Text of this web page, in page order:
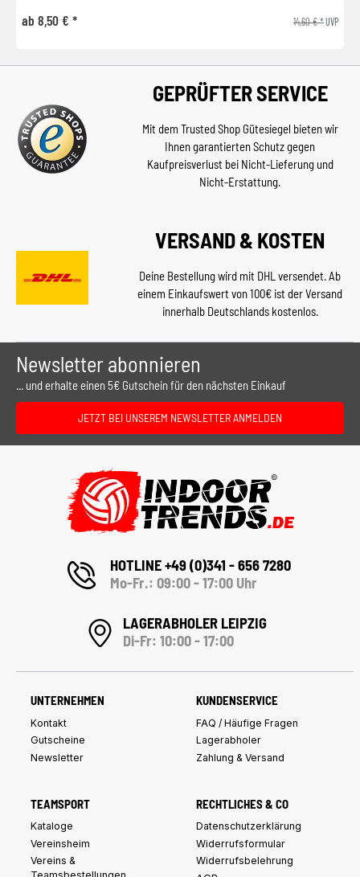
ab 8,50 € * 14,60 € *UVP
GEPRÜFTER SERVICE
Mit dem Trusted Shop Gütesiegel bieten wir
Ihnen garantierten Schutz gegen
Kaufpreisverlust bei Nicht-Lieferung und
Nicht-Erstattung.
VERSAND & KOSTEN
Deine Bestellung wird mit DHL versendet. Ab
einem Einkaufswert von 100€ ist der Versand
innerhalb Deutschlands kostenlos.
Newsletter abonnieren
... und erhalte einen 5€ Gutschein für den nächsten Einkauf
JETZT BEI UNSEREM NEWSLETTER ANMELDEN
HOTLINE +49 (0)341 - 656 7280
Mo-Fr.: 09:00 - 17:00 Uhr
LAGERABHOLER LEIPZIG
Di-Fr: 10:00 - 17:00
UNTERNEHMEN
Kontakt
Gutscheine
Newsletter
KUNDENSERVICE
FAQ / Häufige Fragen
Lagerabholer
Zahlung & Versand
TEAMSPORT
Kataloge
Vereinsheim
Vereins &
RECHTLICHES & CO
Datenschutzerklärung
Widerrufsformular
Widerrufsbelehrung